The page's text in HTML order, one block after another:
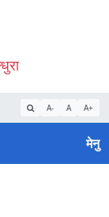
A- A A+
मेनु